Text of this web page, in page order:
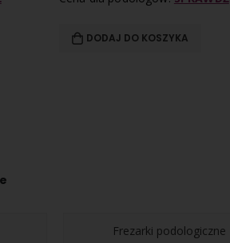
DODAJ DO KOSZYKA
Frezarki podologiczne